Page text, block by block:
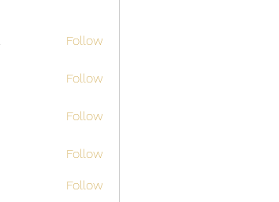
Follow
Follow
Follow
Follow
Follow